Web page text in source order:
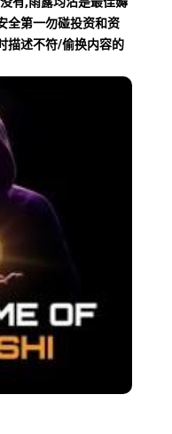
全第一勿碰投资和资
描述不符/偷换内容的